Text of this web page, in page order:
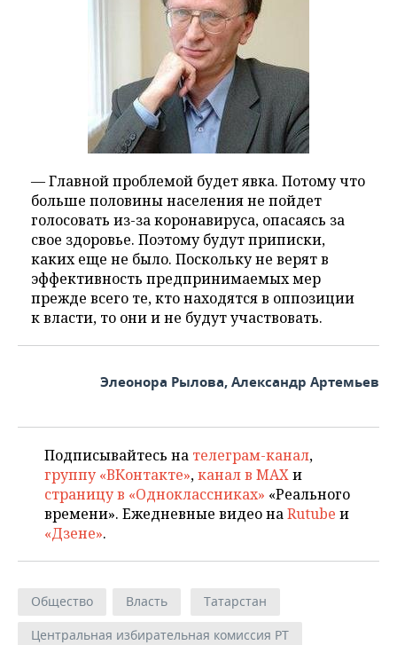
— Главной проблемой будет явка. Потому что
больше половины населения не пойдет
голосовать из-за коронавируса, опасаясь за
свое здоровье. Поэтому будут приписки,
каких еще не было. Поскольку не верят в
эффективность предпринимаемых мер
прежде всего те, кто находятся в оппозиции
к власти, то они и не будут участвовать.
Элеонора Рылова, Александр Артемьев
Подписывайтесь на телеграм-канал,
группу «ВКонтакте»,канал в MAXи
страницу в «Одноклассниках» «Реального
времени». Ежедневные видео наRutube и
«Дзене».
Общество Власть
Татарстан
Центральная избирательная комиссия РТ